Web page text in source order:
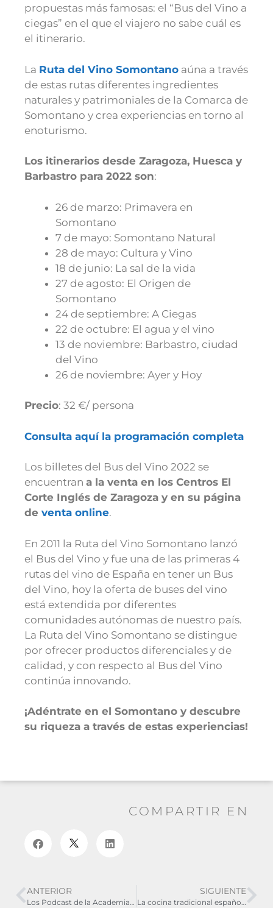
propuestas más famosas: el “Bus del Vino a
ciegas” en el que el viajero no sabe cuál es
el itinerario.
La Ruta del Vino Somontano aúna a través
de estas rutas diferentes ingredientes
naturales y patrimoniales de la Comarca de
Somontano y crea experiencias en torno al
enoturismo.
Los itinerarios desde Zaragoza, Huesca y
Barbastro para 2022 son:
26 de marzo: Primavera en
Somontano
7 de mayo: Somontano Natural
28 de mayo: Cultura y Vino
18 de junio: La sal de la vida
27 de agosto: El Origen de
Somontano
24 de septiembre: A Ciegas
22 de octubre: El agua y el vino
13 de noviembre: Barbastro, ciudad
del Vino
26 de noviembre: Ayer y Hoy
Precio: 32 €/ persona
Consulta aquí la programación completa
Los billetes del Bus del Vino 2022 se
encuentran a la venta en los Centros El
Corte Inglés de Zaragoza y en su página
de venta online.
En 2011 la Ruta del Vino Somontano lanzó
el Bus del Vino y fue una de las primeras 4
rutas del vino de España en tener un Bus
del Vino, hoy la oferta de buses del vino
está extendida por diferentes
comunidades autónomas de nuestro país.
La Ruta del Vino Somontano se distingue
por ofrecer productos diferenciales y de
calidad, y con respecto al Bus del Vino
continúa innovando.
¡Adéntrate en el Somontano y descubre
su riqueza a través de estas experiencias!
COMPARTIR EN
ANTERIOR SIGUIENTE